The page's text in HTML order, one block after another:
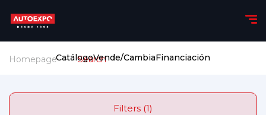
CatálogoVende/CambiaFinanciación
Homepage Search
Filters (1)